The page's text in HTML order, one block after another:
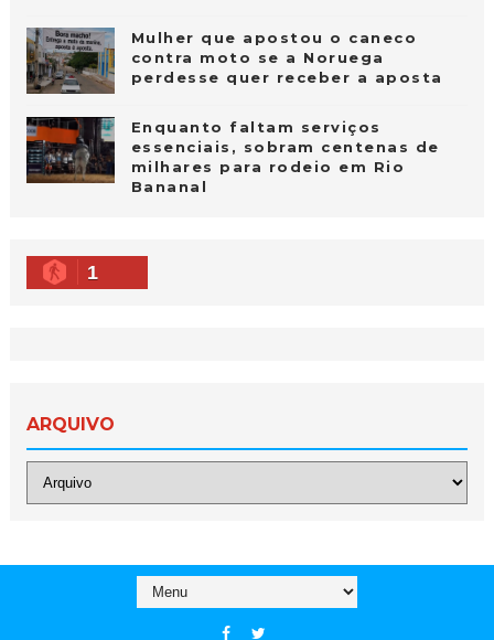
Mulher que apostou o caneco
contra moto se a Noruega
perdesse quer receber a aposta
Enquanto faltam serviços
essenciais, sobram centenas de
milhares para rodeio em Rio
Bananal
1
ARQUIVO